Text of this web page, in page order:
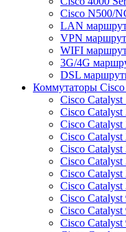
Cisco N500/
LAN
VPN
WIFI
3G/4G
DSL
Коммутаторы Cisco
Cisco Catalyst
Cisco Catalyst
Cisco Catalyst
Cisco
Cisco
Cisco Catalyst
Cisco Catalyst
Cisco
Cisco Catalyst
Cisco Catalyst
Cisco Catalyst